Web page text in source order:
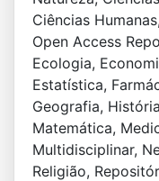
Ciências
Open Access
Ecologia,
Estatística,
Geografia,
Matemática,
Multidisciplinar,
Religião,